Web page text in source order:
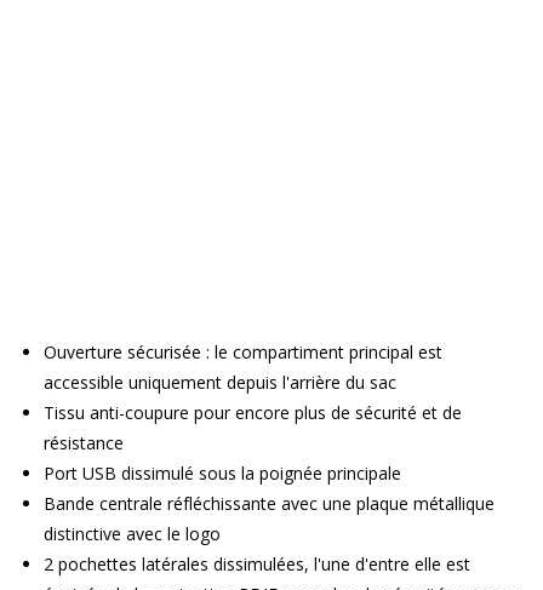
Ouverture sécurisée : le compartiment principal est
accessible uniquement depuis l'arrière du sac
Tissu anti-coupure pour encore plus de sécurité et de
résistance
Port USB dissimulé sous la poignée principale
Bande centrale réfléchissante avec une plaque métallique
distinctive avec le logo
2 pochettes latérales dissimulées, l'une d'entre elle est